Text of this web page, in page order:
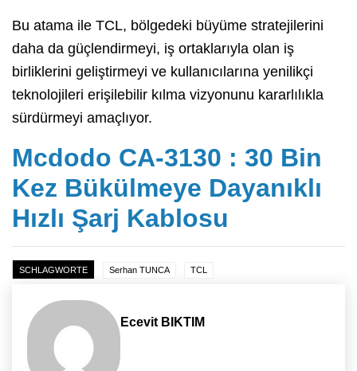
Bu atama ile TCL, bölgedeki büyüme stratejilerini
daha da güçlendirmeyi, iş ortaklarıyla olan iş
birliklerini geliştirmeyi ve kullanıcılarına yenilikçi
teknolojileri erişilebilir kılma vizyonunu kararlılıkla
sürdürmeyi amaçlıyor.
Mcdodo CA-3130 : 30 Bin
Kez Bükülmeye Dayanıklı
Hızlı Şarj Kablosu
SCHLAGWORTE Serhan TUNCA TCL
Ecevit BIKTIM